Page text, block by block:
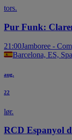
tors.
Pur Funk:
21:00Jamboree -
Barcelona, ES,
aug.
22
lør.
RCD Espanyol